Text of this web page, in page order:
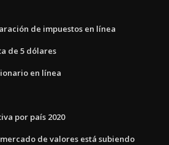
de impuestos en línea
de 5 dólares
en línea
por país 2020
de valores está subiendo